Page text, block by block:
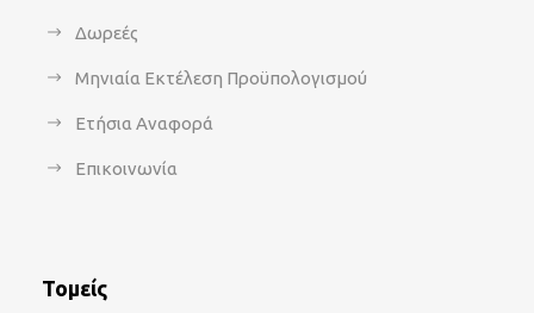
Δωρεές
Μηνιαία Εκτέλεση Προϋπολογισμού
Ετήσια Αναφορά
Επικοινωνία
Τομείς